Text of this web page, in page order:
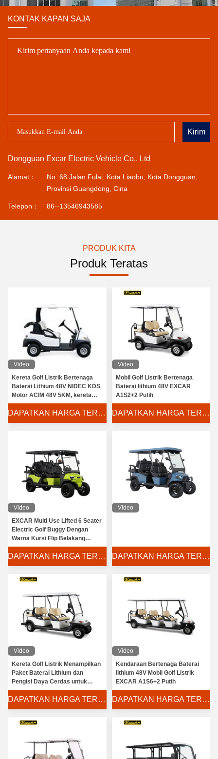
KONTAK KAPAN SAJA
Kirim
Dongguan Excar Electric Vehicle Co., Ltd
Alamat：
No. 68 Jalan Fulai, Kota Liaobu, Kota Dongguan,
Provinsi Guangdong, Cina
Telepon： 86--13546943585
PRODUK KITA
Produk Teratas
Video
Kereta Golf Listrik Bertenaga
Baterai Lithium 48V NIDEC KDS
Motor ACIM 48V 5KM, kereta
golf listrik 2 penumpang
DAPATKAN HARGA TERBAIK
Video
Mobil Golf Listrik Bertenaga
Baterai lithium 48V EXCAR
A1S2+2 Putih
DAPATKAN HARGA TERBAIK
Video
EXCAR Multi Use Lifted 6 Seater
Electric Golf Buggy Dengan
Warna Kursi Flip Belakang
Disesuaikan
DAPATKAN HARGA TERBAIK
Video
DAPATKAN HARGA TERBAIK
Video
Kereta Golf Listrik Menampilkan
Paket Baterai Lithium dan
Pengisi Daya Cerdas untuk
Jangkauan Jauh dan
Kemampuan Isi Ulang Cepat
DAPATKAN HARGA TERBAIK
Video
Kendaraan Bertenaga Baterai
lithium 48V Mobil Golf Listrik
EXCAR A1S6+2 Putih
DAPATKAN HARGA TERBAIK
Green Hunting 4 Passenger Golf Cart Dengan Trojan Battery 275A Controller